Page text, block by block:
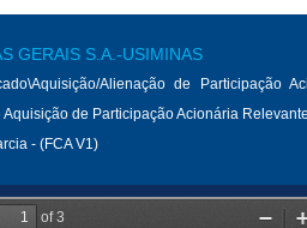
GERAIS S.A.-USIMINAS
Alienação de Participação
de Participação Acionária
- (FCA V1)